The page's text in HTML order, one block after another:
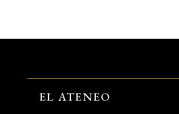
EL ATENEO